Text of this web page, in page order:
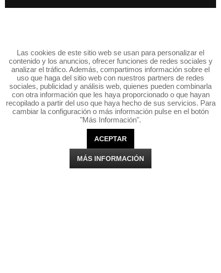
Las cookies de este sitio web se usan para personalizar el
contenido y los anuncios, ofrecer funciones de redes sociales y
analizar el tráfico. Además, compartimos información sobre el
uso que haga del sitio web con nuestros partners de redes
sociales, publicidad y análisis web, quienes pueden combinarla
con otra información que les haya proporcionado o que hayan
recopilado a partir del uso que haya hecho de sus servicios. Para
cambiar la configuración o más información pulse en el botón
"Más Información".
ACEPTAR
MÁS INFORMACIÓN